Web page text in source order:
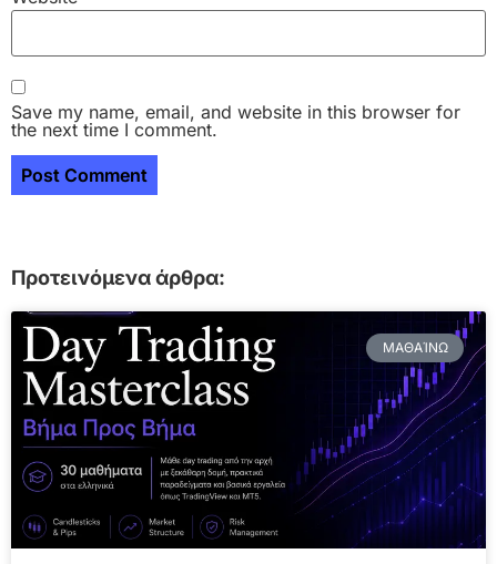
Save my name, email, and website in this browser for
the next time I comment.
Προτεινόμενα άρθρα:
ΜΑΘΑΊΝΩ